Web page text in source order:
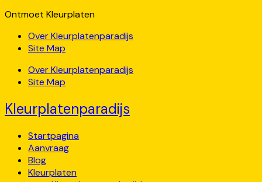
Ontmoet Kleurplaten
Over Kleurplatenparadijs
Site Map
Over Kleurplatenparadijs
Site Map
Kleurplatenparadijs
Startpagina
Aanvraag
Blog
Kleurplaten